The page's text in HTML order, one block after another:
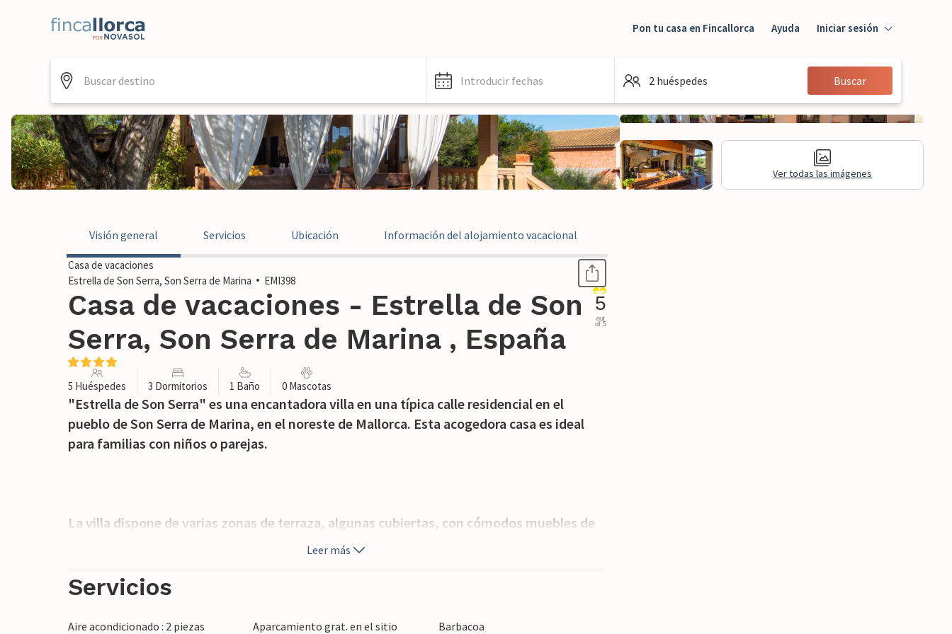
Pon tu casa en Fincallorca Ayuda Iniciar sesión
Iniciar sesión
Huésped
Introducir fechas 2 huéspedes Buscar
Ver todas las imágenes
Visión general Servicios Ubicación Información del alojamiento vacacional
Casa de vacaciones
Estrella de Son Serra, Son Serra de Marina
EMI398
Casa de vacaciones - Estrella de Son
Serra, Son Serra de Marina , España
5
out
of 5
5 Huéspedes 3 Dormitorios 1 Baño 0 Mascotas
"Estrella de Son Serra" es una encantadora villa en una típica calle residencial en el
pueblo de Son Serra de Marina, en el noreste de Mallorca. Esta acogedora casa es ideal
para familias con niños o parejas.
La villa dispone de varias zonas de terraza, algunas cubiertas, con cómodos muebles de
jardín para comer, hacer barbacoas o simplemente relajarse. La terraza de la azotea
La villa está rodeada de césped cuidado y zonas verdes, que ofrecen espacio para que los
de alquiler directamente en la casa.
Leer más
Servicios
Aire acondicionado : 2 piezas Aparcamiento grat. en el sitio
Barbacoa